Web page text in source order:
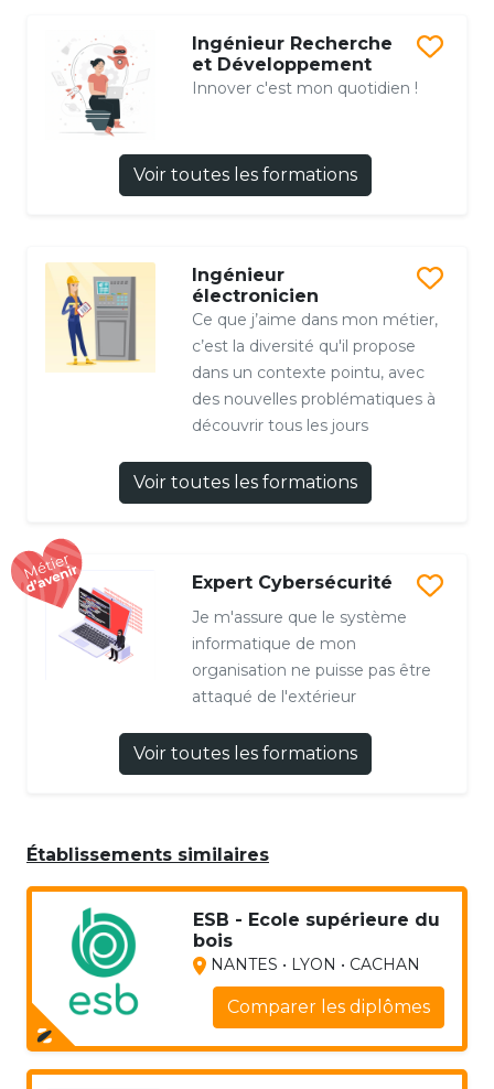
Ingénieur Recherche
et Développement
Innover c'est mon quotidien !
Voir toutes les formations
Ingénieur
électronicien
Ce que j’aime dans mon métier,
c’est la diversité qu'il propose
dans un contexte pointu, avec
des nouvelles problématiques à
découvrir tous les jours
Voir toutes les formations
Expert Cybersécurité
Je m'assure que le système
informatique de mon
organisation ne puisse pas être
attaqué de l'extérieur
Voir toutes les formations
Établissements similaires
ESB - Ecole supérieure du
bois
NANTES • LYON • CACHAN
Comparer les diplômes